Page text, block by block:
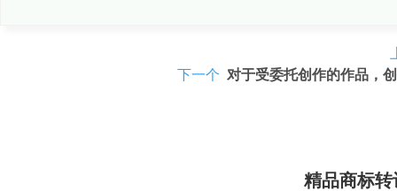
下一个 对于受委托创作的作品，
精品商标转